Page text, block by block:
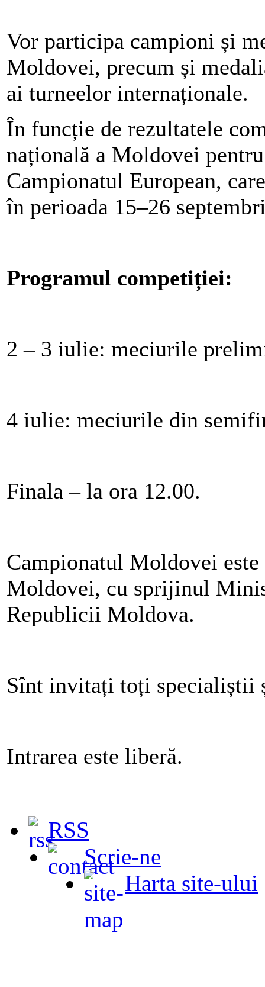
Vor participa campioni și
Moldovei, precum și
ai turneelor internaționale.
În funcție de rezultatele
națională a Moldovei
Campionatul European,
în perioada 15–26
Programul competiției:
2 – 3 iulie: meciurile
4 iulie: meciurile din
Finala – la ora 12.00.
Campionatul Moldovei
Moldovei, cu sprijinul
Republicii Moldova.
Sînt invitați toți specialiștii
Intrarea este liberă.
RSS
Scrie-ne
Harta site-ului